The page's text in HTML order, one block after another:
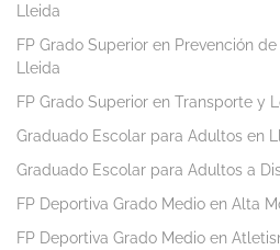
Lleida
FP Grado Superior en Prevención
Lleida
FP Grado Superior en Transporte y
Graduado Escolar para Adultos en
Graduado Escolar para Adultos a
FP Deportiva Grado Medio en Alta
FP Deportiva Grado Medio en